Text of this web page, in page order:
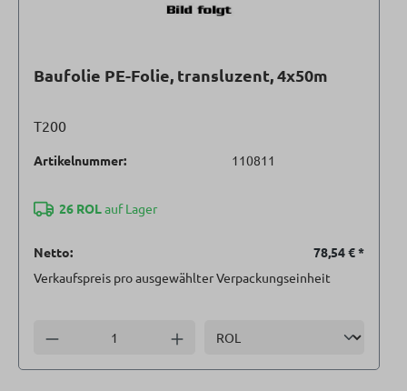
Baufolie PE-Folie, transluzent, 4x50m
T200
Artikelnummer: 110811
26 ROLauf Lager
Netto: 78,54 €*
Verkaufspreis pro ausgewählter Verpackungseinheit
Anzahl verringern Anzahl erhöhen